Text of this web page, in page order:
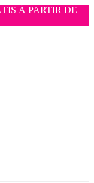
Á PARTIR DE